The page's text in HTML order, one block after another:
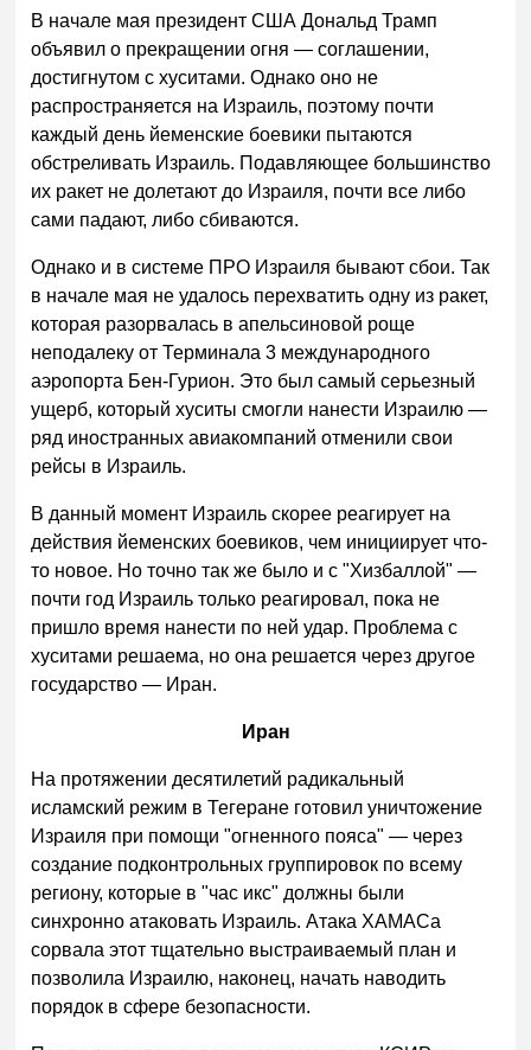
В начале мая президент США Дональд Трамп
объявил о прекращении огня — соглашении,
достигнутом с хуситами. Однако оно не
распространяется на Израиль, поэтому почти
каждый день йеменские боевики пытаются
обстреливать Израиль. Подавляющее большинство
их ракет не долетают до Израиля, почти все либо
сами падают, либо сбиваются.
Однако и в системе ПРО Израиля бывают сбои. Так
в начале мая не удалось перехватить одну из ракет,
которая разорвалась в апельсиновой роще
неподалеку от Терминала 3 международного
аэропорта Бен-Гурион. Это был самый серьезный
ущерб, который хуситы смогли нанести Израилю —
ряд иностранных авиакомпаний отменили свои
рейсы в Израиль.
В данный момент Израиль скорее реагирует на
действия йеменских боевиков, чем инициирует что-
то новое. Но точно так же было и с "Хизбаллой" —
почти год Израиль только реагировал, пока не
пришло время нанести по ней удар. Проблема с
хуситами решаема, но она решается через другое
государство — Иран.
Иран
На протяжении десятилетий радикальный
исламский режим в Тегеране готовил уничтожение
Израиля при помощи "огненного пояса" — через
создание подконтрольных группировок по всему
региону, которые в "час икс" должны были
синхронно атаковать Израиль. Атака ХАМАСа
сорвала этот тщательно выстраиваемый план и
позволила Израилю, наконец, начать наводить
порядок в сфере безопасности.